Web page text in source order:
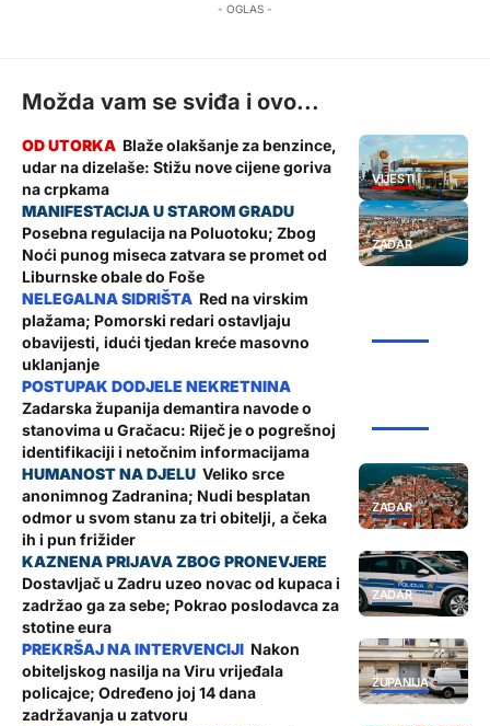
- OGLAS -
Možda vam se sviđa i ovo...
VIJESTI
Blaže olakšanje za benzince,
udar na dizelaše: Stižu nove cijene goriva
na crpkama
ZADAR
Posebna regulacija na Poluotoku; Zbog
Noći punog miseca zatvara se promet od
Liburnske obale do Foše
Red na virskim
plažama; Pomorski redari ostavljaju
obavijesti, idući tjedan kreće masovno
uklanjanje
Zadarska županija demantira navode o
stanovima u Gračacu: Riječ je o pogrešnoj
identifikaciji i netočnim informacijama
ZADAR
Veliko srce
anonimnog Zadranina; Nudi besplatan
odmor u svom stanu za tri obitelji, a čeka
ih i pun frižider
ZADAR
Dostavljač u Zadru uzeo novac od kupaca i
zadržao ga za sebe; Pokrao poslodavca za
stotine eura
ŽUPANIJA
Nakon
obiteljskog nasilja na Viru vrijeđala
policajce; Određeno joj 14 dana
zadržavanja u zatvoru